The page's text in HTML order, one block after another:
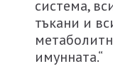
система,
тъкани и
имунната.“